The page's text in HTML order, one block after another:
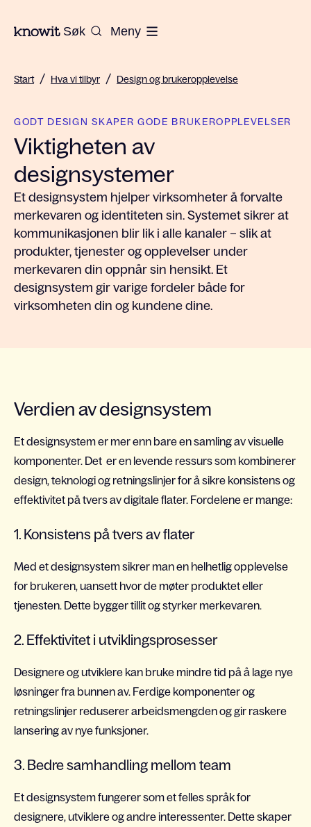
Til hjemmesiden til Knowit
Søk Meny
Start / Hva vi tilbyr / Design og brukeropplevelse
GODT DESIGN SKAPER GODE BRUKEROPPLEVELSER
Viktigheten av
designsystemer
Et designsystem hjelper virksomheter å forvalte
merkevaren og identiteten sin. Systemet sikrer at
kommunikasjonen blir lik i alle kanaler – slik at
produkter, tjenester og opplevelser under
merkevaren din oppnår sin hensikt. Et
designsystem gir varige fordeler både for
virksomheten din og kundene dine.
Verdien av designsystem
Et designsystem er mer enn bare en samling av visuelle
komponenter. Det er en levende ressurs som kombinerer
design, teknologi og retningslinjer for å sikre konsistens og
effektivitet på tvers av digitale flater. Fordelene er mange:
1. Konsistens på tvers av flater
Med et designsystem sikrer man en helhetlig opplevelse
for brukeren, uansett hvor de møter produktet eller
tjenesten. Dette bygger tillit og styrker merkevaren.
2. Effektivitet i utviklingsprosesser
Designere og utviklere kan bruke mindre tid på å lage nye
løsninger fra bunnen av. Ferdige komponenter og
retningslinjer reduserer arbeidsmengden og gir raskere
lansering av nye funksjoner.
3. Bedre samhandling mellom team
Et designsystem fungerer som et felles språk for
designere, utviklere og andre interessenter. Dette skaper